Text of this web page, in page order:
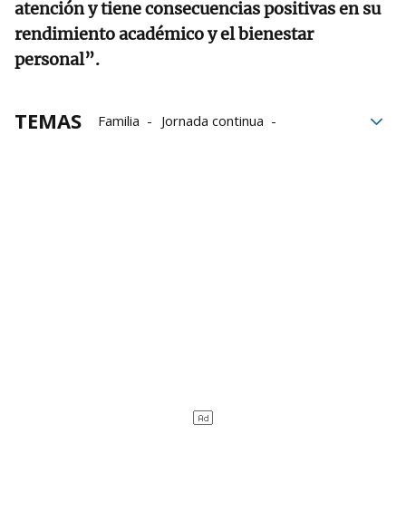
atención y tiene consecuencias positivas en su
rendimiento académico y el bienestar
personal”.
TEMAS Familia
Jornada continua